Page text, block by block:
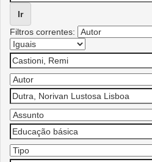
Filtros correntes: